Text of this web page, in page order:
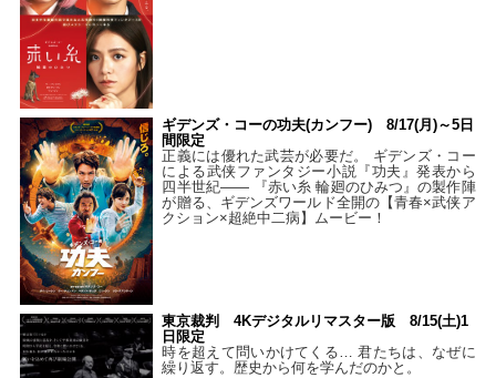
ギデンズ・コーの功夫(カンフー) 8/17(月)～5日
間限定
正義には優れた武芸が必要だ。 ギデンズ・コー
による武侠ファンタジー小説『功夫』発表から
四半世紀―― 『赤い糸 輪廻のひみつ』の製作陣
が贈る、ギデンズワールド全開の【青春×武侠ア
クション×超絶中二病】ムービー！
東京裁判 4Kデジタルリマスター版 8/15(土)1
日限定
時を超えて問いかけてくる… 君たちは、なぜに
繰り返す。歴史から何を学んだのかと。